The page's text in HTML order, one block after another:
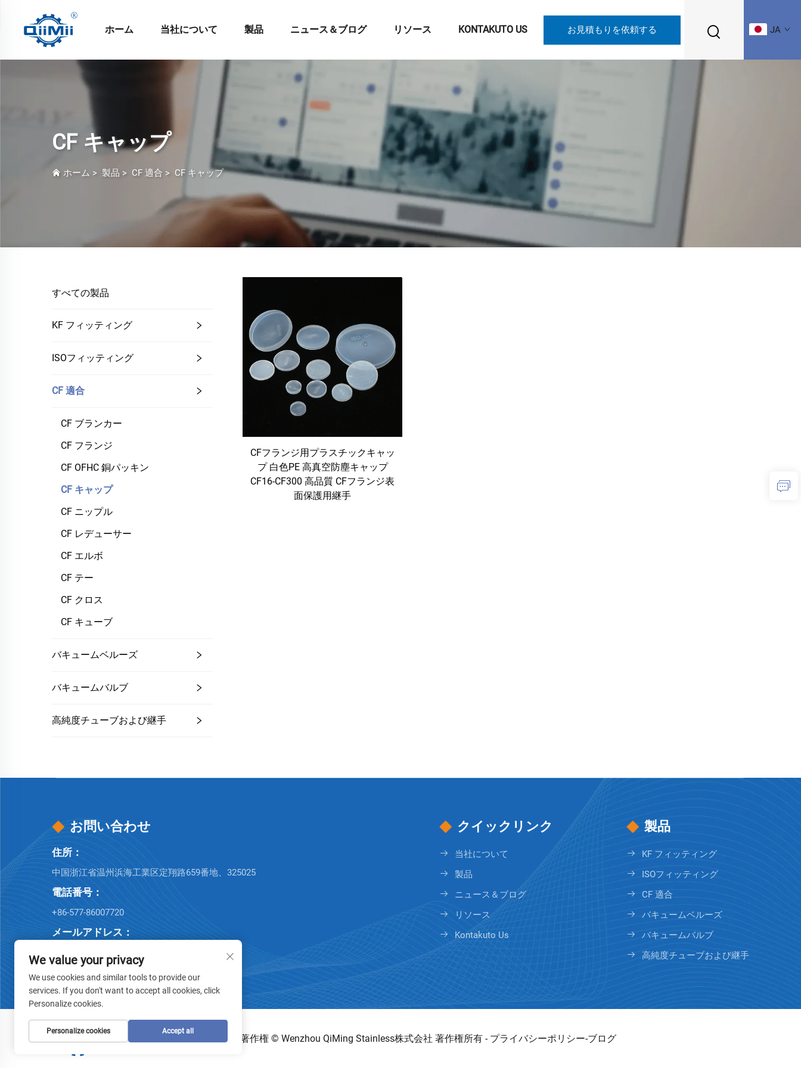
ホーム 当社について 製品 ニュース＆ブログ リソース KONTAKUTO US お見積もりを依頼する JA
CF キャップ
ホーム > 製品 > CF 適合 > CF キャップ
すべての製品
KF フィッティング
ISOフィッティング
CF 適合
CF ブランカー
CF フランジ
CF OFHC 銅パッキン
CF キャップ
CF ニップル
CF レデューサー
CF エルボ
CF テー
CF クロス
CF キューブ
バキュームベルーズ
バキュームバルブ
高純度チューブおよび継手
CFフランジ用プラスチックキャッ
プ 白色PE 高真空防塵キャップ
CF16-CF300 高品質 CFフランジ表
面保護用継手
お問い合わせ
住所：
中国浙江省温州浜海工業区定翔路659番地、325025
電話番号：
+86-577-86007720
メールアドレス：
[email protected]
クイックリンク
当社について
製品
ニュース＆ブログ
リソース
Kontakuto Us
製品
KF フィッティング
ISOフィッティング
CF 適合
バキュームベルーズ
バキュームバルブ
高純度チューブおよび継手
著作権 © Wenzhou QiMing Stainless株式会社 著作権所有 - プライバシーポリシー-ブログ
We value your privacy
We use cookies and similar tools to provide our
services. If you don't want to accept all cookies, click
Personalize cookies.
Personalize cookies Accept all